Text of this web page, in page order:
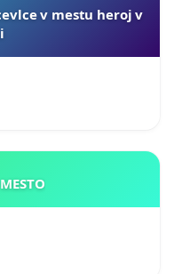
v mestu heroj v
KAMNIK MOJE MESTO